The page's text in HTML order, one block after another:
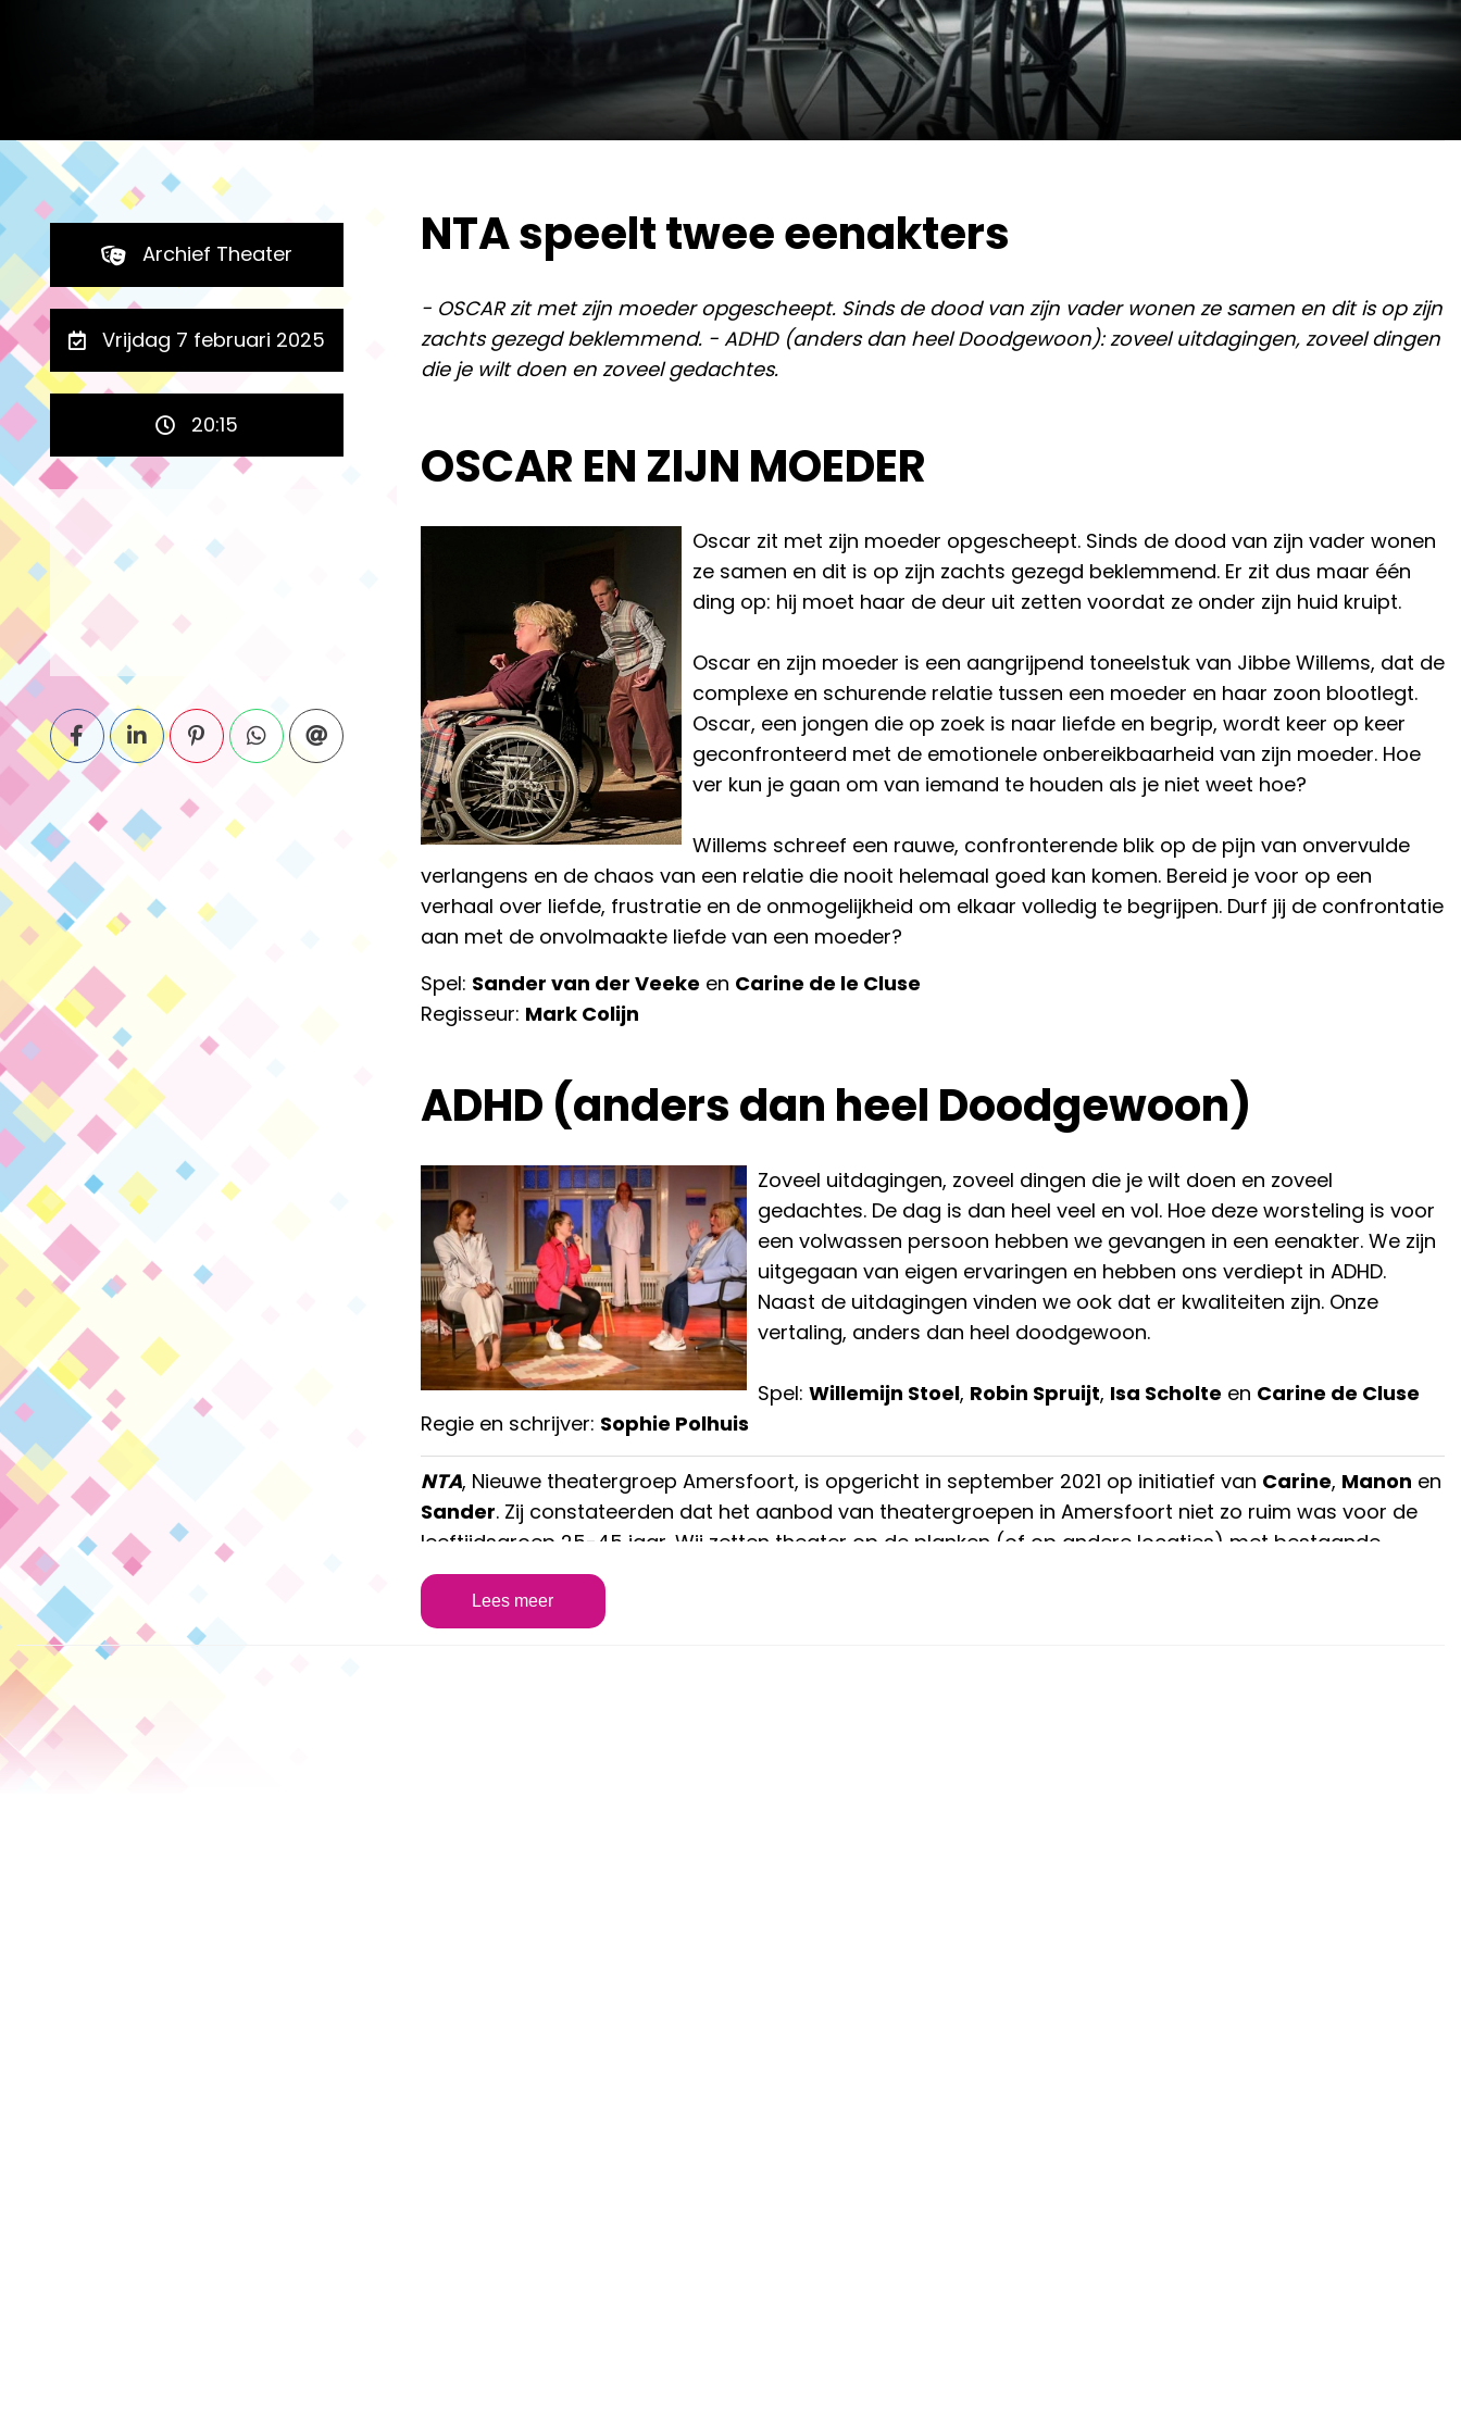
Archief Theater
Vrijdag 7 februari 2025
20:15
NTA speelt twee eenakters
- OSCAR zit met zijn moeder opgescheept. Sinds de dood van zijn vader wonen ze samen en dit is op zijn
zachts gezegd beklemmend. - ADHD (anders dan heel Doodgewoon): zoveel uitdagingen, zoveel dingen
die je wilt doen en zoveel gedachtes.
OSCAR EN ZIJN MOEDER
Oscar zit met zijn moeder opgescheept. Sinds de dood van zijn vader wonen
ze samen en dit is op zijn zachts gezegd beklemmend. Er zit dus maar één
ding op: hij moet haar de deur uit zetten voordat ze onder zijn huid kruipt.
Oscar en zijn moeder is een aangrijpend toneelstuk van Jibbe Willems, dat de
complexe en schurende relatie tussen een moeder en haar zoon blootlegt.
Oscar, een jongen die op zoek is naar liefde en begrip, wordt keer op keer
geconfronteerd met de emotionele onbereikbaarheid van zijn moeder. Hoe
ver kun je gaan om van iemand te houden als je niet weet hoe?
Willems schreef een rauwe, confronterende blik op de pijn van onvervulde
verlangens en de chaos van een relatie die nooit helemaal goed kan komen. Bereid je voor op een
verhaal over liefde, frustratie en de onmogelijkheid om elkaar volledig te begrijpen. Durf jij de confrontatie
aan met de onvolmaakte liefde van een moeder?
Spel: Sander van der Veeke en Carine de le Cluse
Regisseur: Mark Colijn
ADHD (anders dan heel Doodgewoon)
Zoveel uitdagingen, zoveel dingen die je wilt doen en zoveel
gedachtes. De dag is dan heel veel en vol. Hoe deze worsteling is voor
een volwassen persoon hebben we gevangen in een eenakter. We zijn
uitgegaan van eigen ervaringen en hebben ons verdiept in ADHD.
Naast de uitdagingen vinden we ook dat er kwaliteiten zijn. Onze
vertaling, anders dan heel doodgewoon.
Spel: Willemijn Stoel, Robin Spruijt, Isa Scholte en Carine de Cluse
Regie en schrijver: Sophie Polhuis
NTA, Nieuwe theatergroep Amersfoort, is opgericht in september 2021 op initiatief van Carine, Manon en
Sander. Zij constateerden dat het aanbod van theatergroepen in Amersfoort niet zo ruim was voor de
leeftijdsgroep 25-45 jaar. Wij zetten theater op de planken (of op andere locaties) met bestaande
theaterteksten en zelfgeschreven stukken.
Lees meer